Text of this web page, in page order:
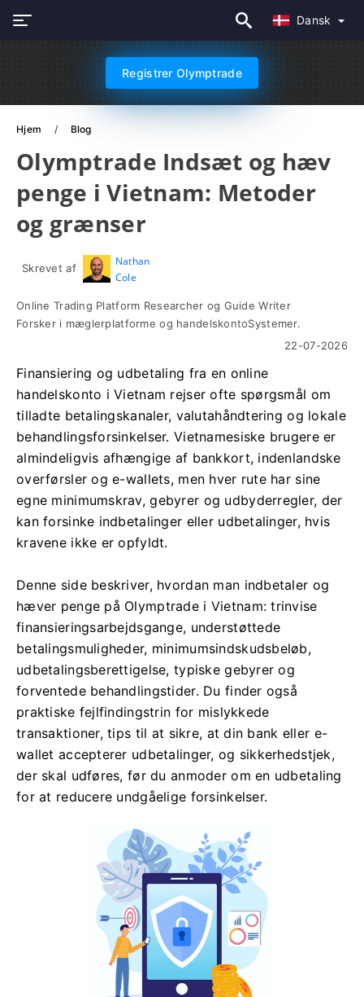
Dansk
Registrer Olymptrade
Hjem Blog
Olymptrade Indsæt og hæv
penge i Vietnam: Metoder
og grænser
Skrevet af
Nathan
Cole
Online Trading Platform Researcher og Guide Writer
Forsker i mæglerplatforme og handelskontoSystemer.
22-07-2026
Finansiering og udbetaling fra en online
handelskonto i Vietnam rejser ofte spørgsmål om
tilladte betalingskanaler, valutahåndtering og lokale
behandlingsforsinkelser. Vietnamesiske brugere er
almindeligvis afhængige af bankkort, indenlandske
overførsler og e-wallets, men hver rute har sine
egne minimumskrav, gebyrer og udbyderregler, der
kan forsinke indbetalinger eller udbetalinger, hvis
kravene ikke er opfyldt.
Denne side beskriver, hvordan man indbetaler og
hæver penge på Olymptrade i Vietnam: trinvise
finansieringsarbejdsgange, understøttede
betalingsmuligheder, minimumsindskudsbeløb,
udbetalingsberettigelse, typiske gebyrer og
forventede behandlingstider. Du finder også
praktiske fejlfindingstrin for mislykkede
transaktioner, tips til at sikre, at din bank eller e-
wallet accepterer udbetalinger, og sikkerhedstjek,
der skal udføres, før du anmoder om en udbetaling
for at reducere undgåelige forsinkelser.